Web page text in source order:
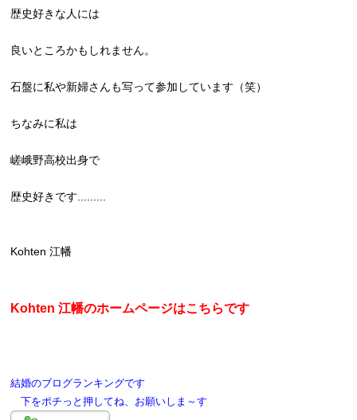
歴史好きな人には
良いところかもしれません。
石盤に私や新婦さんも写って参加しています（笑）
ちなみに私は
嵯峨野高校出身で
歴史好きです.........
Kohten 江幡
Kohten 江幡のホームページはこちらです
結婚のブログランキングです
下をポチっと押してね、お願いしま～す